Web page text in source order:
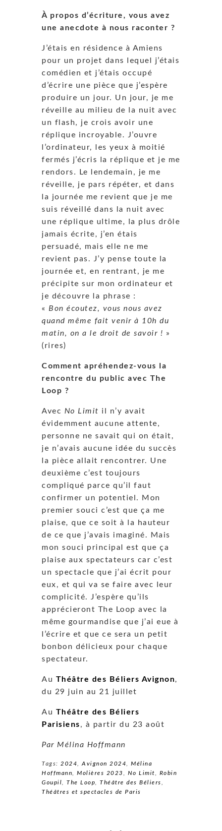
À propos d’écriture, vous avez
une anecdote à nous raconter ?
J’étais en résidence à Amiens
pour un projet dans lequel j’étais
comédien et j’étais occupé
d’écrire une pièce que j’espère
produire un jour. Un jour, je me
réveille au milieu de la nuit avec
un flash, je crois avoir une
réplique incroyable. J’ouvre
l’ordinateur, les yeux à moitié
fermés j’écris la réplique et je me
rendors. Le lendemain, je me
réveille, je pars répéter, et dans
la journée me revient que je me
suis réveillé dans la nuit avec
une réplique ultime, la plus drôle
jamais écrite, j’en étais
persuadé, mais elle ne me
revient pas. J’y pense toute la
journée et, en rentrant, je me
précipite sur mon ordinateur et
je découvre la phrase :
« Bon écoutez, vous nous avez
quand même fait venir à 10h du
matin, on a le droit de savoir ! »
(rires)
Comment apréhendez-vous la
rencontre du public avec The
Loop ?
Avec No Limit il n’y avait
évidemment aucune attente,
personne ne savait qui on était,
je n’avais aucune idée du succès
la pièce allait rencontrer. Une
deuxième c’est toujours
compliqué parce qu’il faut
confirmer un potentiel. Mon
premier souci c’est que ça me
plaise, que ce soit à la hauteur
de ce que j’avais imaginé. Mais
mon souci principal est que ça
plaise aux spectateurs car c’est
un spectacle que j’ai écrit pour
eux, et qui va se faire avec leur
complicité. J’espère qu’ils
apprécieront The Loop avec la
même gourmandise que j’ai eue à
l’écrire et que ce sera un petit
bonbon délicieux pour chaque
spectateur.
Au Théâtre des Béliers Avignon,
du 29 juin au 21 juillet
Au Théâtre des Béliers
Parisiens, à partir du 23 août
Par Mélina Hoffmann
Tags: 2024 Avignon 2024
Mélina
Hoffmann
Molières 2023 No Limit
Robin
Goupil
The Loop Théâtre des Béliers
Théâtres et spectacles de Paris